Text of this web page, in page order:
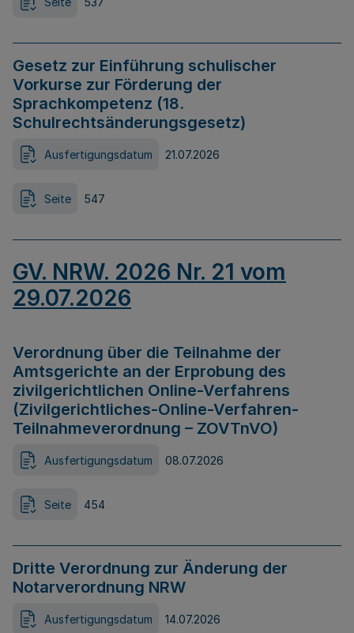
Gesetz zur Einführung schulischer
Vorkurse zur Förderung der
Sprachkompetenz (18.
Schulrechtsänderungsgesetz)
Ausfertigungsdatum 21.07.2026
Seite 547
GV. NRW. 2026 Nr. 21 vom
29.07.2026
Verordnung über die Teilnahme der
Amtsgerichte an der Erprobung des
zivilgerichtlichen Online-Verfahrens
(Zivilgerichtliches-Online-Verfahren-
Teilnahmeverordnung – ZOVTnVO)
Ausfertigungsdatum 08.07.2026
Seite 454
Dritte Verordnung zur Änderung der
Notarverordnung NRW
Ausfertigungsdatum 14.07.2026